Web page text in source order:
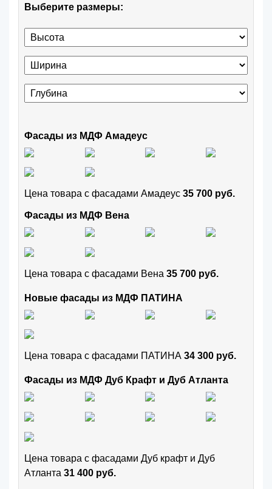
Выберите размеры:
Фасады из МДФ Амадеус
Цена товара с фасадами Амадеус 35 700 руб.
Фасады из МДФ Вена
Цена товара с фасадами Вена 35 700 руб.
Новые фасады из МДФ ПАТИНА
Цена товара с фасадами ПАТИНА 34 300 руб.
Фасады из МДФ Дуб Крафт и Дуб Атланта
Цена товара с фасадами Дуб крафт и Дуб
Атланта 31 400 руб.